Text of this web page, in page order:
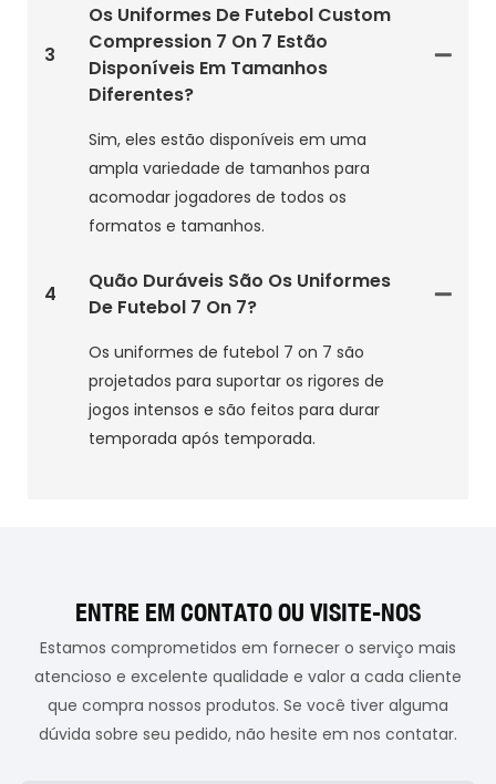
3
Os Uniformes De Futebol Custom
Compression 7 On 7 Estão
Disponíveis Em Tamanhos
Diferentes?
Sim, eles estão disponíveis em uma
ampla variedade de tamanhos para
acomodar jogadores de todos os
formatos e tamanhos.
4
Quão Duráveis São Os Uniformes
De Futebol 7 On 7?
Os uniformes de futebol 7 on 7 são
projetados para suportar os rigores de
jogos intensos e são feitos para durar
temporada após temporada.
ENTRE EM CONTATO OU VISITE-NOS
Estamos comprometidos em fornecer o serviço mais
atencioso e excelente qualidade e valor a cada cliente
que compra nossos produtos. Se você tiver alguma
dúvida sobre seu pedido, não hesite em nos contatar.